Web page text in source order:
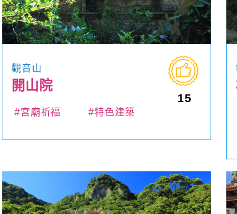
觀音山
開山院
15
#宮廟祈福 #特色建築